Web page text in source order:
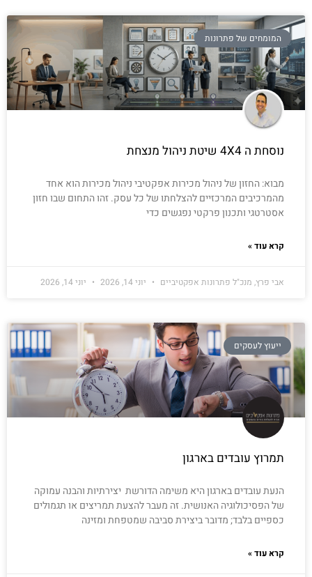
המומחים של פתרונות
נוסחת ה 4X4 שיטת ניהול מנצחת
מבוא: החזון של ניהול מכירות אפקטיבי ניהול מכירות הוא אחד
מהמרכיבים המרכזיים להצלחתו של כל עסק. זהו התחום שבו חזון
אסטרטגי ותכנון פרקטי נפגשים כדי
קרא עוד »
אבי פרץ, מנכ"ל פתרונות אפקטיביים יוני 14, 2026 יוני 14, 2026
ייעוץ לעסקים
תמרוץ עובדים בארגון
הנעת עובדים בארגון היא משימה הדורשת יצירתיות והבנה עמוקה
של הפסיכולוגיה האנושית. זה מעבר להצעת תמריצים או תגמולים
כספיים בלבד; מדובר ביצירת סביבה שמטפחת ומזינה
קרא עוד »